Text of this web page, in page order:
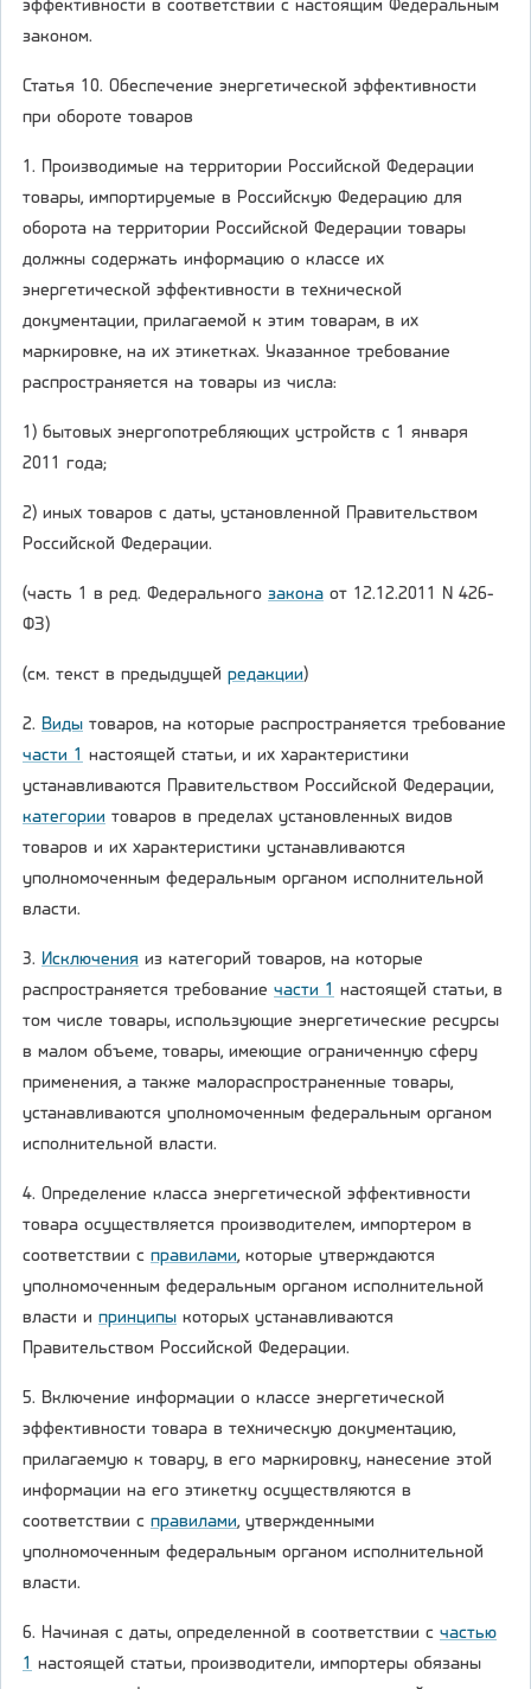
эффективности в соответствии с настоящим Федеральным
законом.
Статья 10. Обеспечение энергетической эффективности
при обороте товаров
1. Производимые на территории Российской Федерации
товары, импортируемые в Российскую Федерацию для
оборота на территории Российской Федерации товары
должны содержать информацию о классе их
энергетической эффективности в технической
документации, прилагаемой к этим товарам, в их
маркировке, на их этикетках. Указанное требование
распространяется на товары из числа:
1) бытовых энергопотребляющих устройств с 1 января
2011 года;
2) иных товаров с даты, установленной Правительством
Российской Федерации.
(часть 1 в ред. Федерального закона от 12.12.2011 N 426-
ФЗ)
(см. текст в предыдущей редакции)
2. Виды товаров, на которые распространяется требование
части 1 настоящей статьи, и их характеристики
устанавливаются Правительством Российской Федерации,
категории товаров в пределах установленных видов
товаров и их характеристики устанавливаются
уполномоченным федеральным органом исполнительной
власти.
3. Исключения из категорий товаров, на которые
распространяется требование части 1 настоящей статьи, в
том числе товары, использующие энергетические ресурсы
в малом объеме, товары, имеющие ограниченную сферу
применения, а также малораспространенные товары,
устанавливаются уполномоченным федеральным органом
исполнительной власти.
4. Определение класса энергетической эффективности
товара осуществляется производителем, импортером в
соответствии с правилами, которые утверждаются
уполномоченным федеральным органом исполнительной
власти и принципы которых устанавливаются
Правительством Российской Федерации.
5. Включение информации о классе энергетической
эффективности товара в техническую документацию,
прилагаемую к товару, в его маркировку, нанесение этой
информации на его этикетку осуществляются в
соответствии с правилами, утвержденными
уполномоченным федеральным органом исполнительной
власти.
6. Начиная с даты, определенной в соответствии с частью
1 настоящей статьи, производители, импортеры обязаны